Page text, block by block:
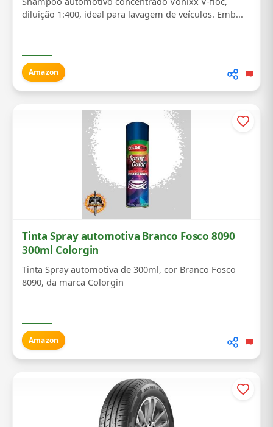
diluição 1:400, ideal para lavagem de veículos. Emb...
Amazon
Tinta Spray automotiva Branco Fosco 8090
300ml Colorgin
Tinta Spray automotiva de 300ml, cor Branco Fosco
8090, da marca Colorgin
Amazon